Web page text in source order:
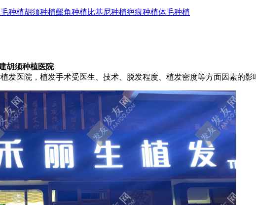
种植胡须种植鬓角种植比基尼种植疤痕种植体毛种植
胡须种植医院
发医院，植发手术受医生、技术、脱发程度、植发密度等方面因素的